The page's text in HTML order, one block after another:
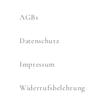
AGBs
Datenschutz
Impressum
Widerrufsbelehrung